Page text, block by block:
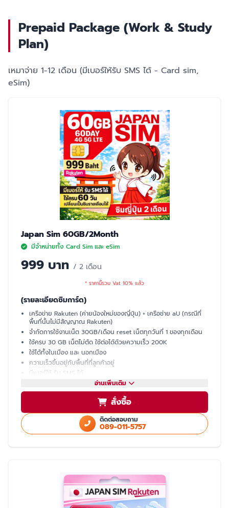
Prepaid Package (Work & Study
Plan)
เหมาจ่าย 1-12 เดือน (มีเบอร์ให้รับ SMS ได้ - Card sim,
eSim)
Japan Sim 60GB/2Month
มีจำหน่ายทั้ง Card Sim และ eSim
999 บาท / 2 เดือน
* ราคานี้รวม Vat 10% แล้ว
(รายละเอียดซิมการ์ด)
เครือข่าย Rakuten (ค่ายน้องใหม่ของญี่ปุ่น) + เครือช่าย aU (กรณีที่
พื้นที่นั้นไม่มีสัญญาณ Rakuten)
จำกัดการใช้งานเน็ต 30GB/เดือน reset เน็ตทุกวันที่ 1 ของทุกเดือน
ใช้ครบ 30 GB เน็ตไม่ตัด ใช้ต่อได้ด้วยความเร็ว 200K
ใช้ได้ทั้งในเมือง และ นอกเมือง
ความเร็วขึ้นอยู่กับพื้นที่ที่ลูกค้าอยู่
มีเบอร์ให้ รับ SMS ได้
โทรเข้า-ออก ไม่ได้ ต้องโทรผ่าน LINE
แชร์ hotspot ไม่ได้
บริการหลังการขายโดย ทีมงานคนไทย
อ่านเพิ่มเติม
สั่งซื้อ
ติดต่อสอบถาม
089-011-5757